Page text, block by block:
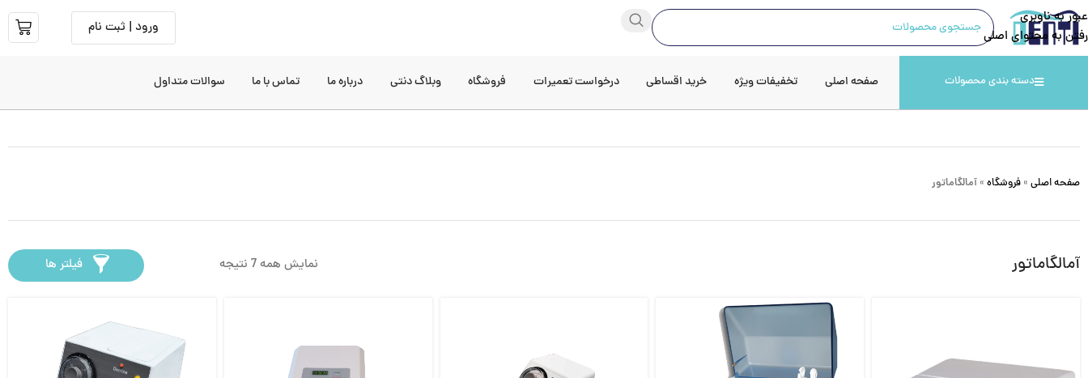
عبور به ناوبری
رفتن به محتوای اصلی
ورود | ثبت نام
دسته بندی محصولات صفحه اصلی تخفیفات ویژه خرید اقساطی درخواست تعمیرات فروشگاه وبلاگ دنتی درباره ما تماس با ما سوالات متداول
صفحه اصلی » فروشگاه » آمالگاماتور
آمالگاماتور نمایش همه 7 نتیجه فیلتر ها